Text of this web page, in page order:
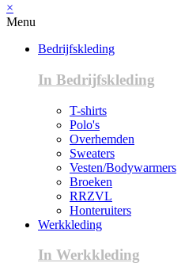
×
Menu
Bedrijfskleding
In Bedrijfskleding
T-shirts
Polo's
Overhemden
Sweaters
Vesten/Bodywarmers
Broeken
RRZVL
Honteruiters
Werkkleding
In Werkkleding